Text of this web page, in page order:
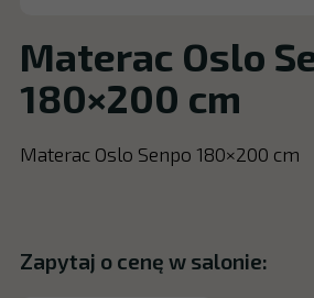
Materac Oslo
180×200 cm
Materac Oslo Senpo 180×200 cm
Zapytaj o cenę w salonie: